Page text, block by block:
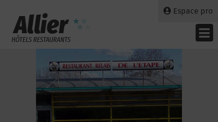
Espace pro